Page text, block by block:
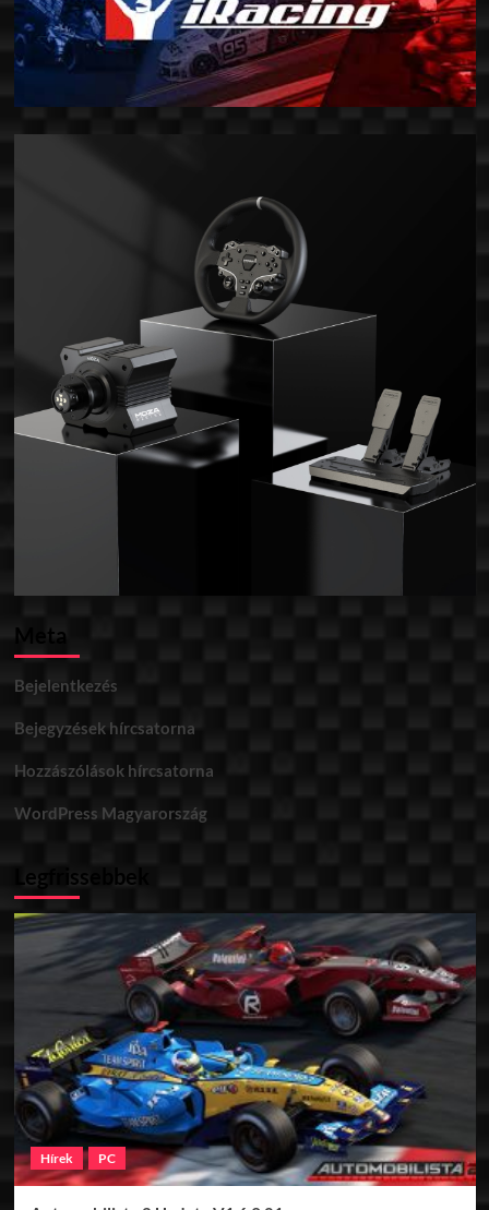
Meta
Bejelentkezés
Bejegyzések hírcsatorna
Hozzászólások hírcsatorna
WordPress Magyarország
Legfrissebbek
Hírek PC